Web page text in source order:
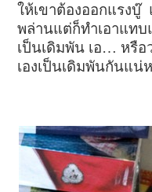
ให้เขาต้องออกแรงบู๊
พล่านแต่ก็ทำเอาแท
เป็นเดิมพัน เอ… หรือ
เองเป็นเดิมพันกันแน่